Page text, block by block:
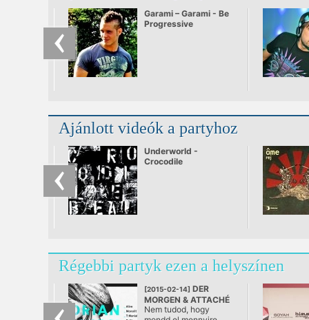
Garami – Garami - Be
Progressive
Ajánlott videók a partyhoz
Underworld -
Crocodile
Régebbi partyk ezen a helyszínen
[2015-02-14] DER
MORGEN & ATTACHÉ
RECORDS pres.
Nem tudod, hogy